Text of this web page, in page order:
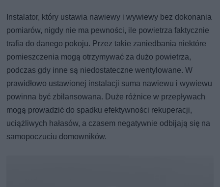
Instalator, który ustawia nawiewy i wywiewy bez dokonania
pomiarów, nigdy nie ma pewności, ile powietrza faktycznie
trafia do danego pokoju. Przez takie zaniedbania niektóre
pomieszczenia mogą otrzymywać za dużo powietrza,
podczas gdy inne są niedostateczne wentylowane. W
prawidłowo ustawionej instalacji suma nawiewu i wywiewu
powinna być zbilansowana. Duże różnice w przepływach
mogą prowadzić do spadku efektywności rekuperacji,
uciążliwych hałasów, a czasem negatywnie odbijają się na
samopoczuciu domowników.